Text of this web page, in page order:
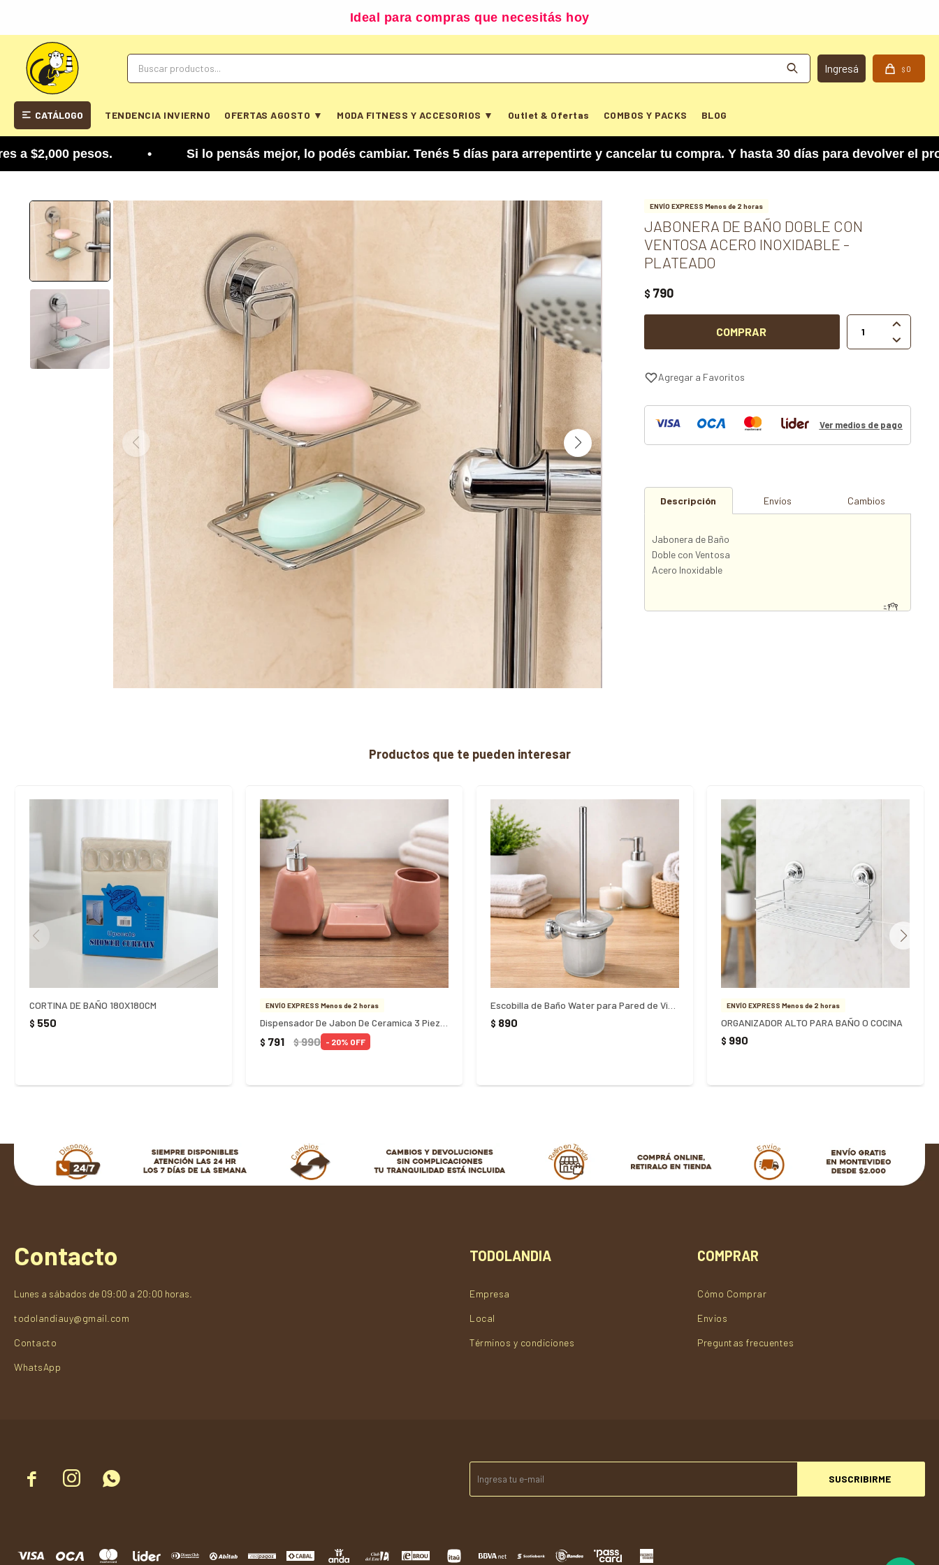
Ideal para compras que necesitás hoy
CATÁLOGO TENDENCIA INVIERNO OFERTAS AGOSTO ▼ MODA FITNESS Y ACCESORIOS ▼ Outlet & Ofertas COMBOS Y PACKS BLOG
$ 0
pesos. • Si lo pensás mejor, lo podés cambiar. Tenés 5 días para arrepentirte y cancelar tu compra. Y hasta 30 días para devolver el
ENVÍO EXPRESS Menos de 2 horas
JABONERA DE BAÑO DOBLE CON
VENTOSA ACERO INOXIDABLE -
PLATEADO
$ 790
COMPRAR


Ver medios de pago
Descripción Envíos Cambios
Jabonera de Baño
Doble con Ventosa
Acero Inoxidable
Productos que te pueden interesar
CORTINA DE BAÑO 180X180CM
$ 550
ENVÍO EXPRESS Menos de 2 horas
$ 791 $990 20
$ 890
ENVÍO EXPRESS Menos de 2 horas
ORGANIZADOR ALTO PARA BAÑO O COCINA
$ 990
   SUSCRIBIRME
Contacto
Lunes a sábados de 09:00 a 20:00 horas.
todolandiauy@gmail.com
Contacto
WhatsApp
TODOLANDIA
Empresa
Local
Términos y condiciones
COMPRAR
Cómo Comprar
Envios
Preguntas frecuentes